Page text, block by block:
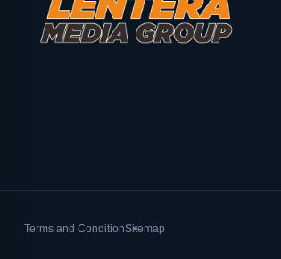
Terms and ConditionSitemap